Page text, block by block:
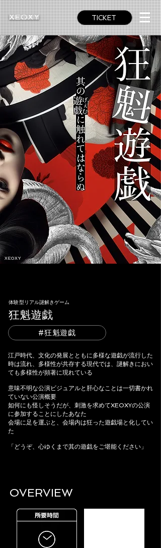
TICKET
体験型リアル謎解きゲーム
狂魁遊戯
江戸時代、文化の発展とともに多様な遊戯が流行した
時は流れ、多様性が共存する現代では、謎解きにおい
ても多様性が頻著に現れている
意味不明な公演ビジュアルと肝心なことは一切書かれ
ていない公演概要
如何にも怪しそうだが、刺激を求めてXEOXYの公演
に参加することにしたあなた
会場に足を運ぶと、会場内は狂った遊戯場と化してい
た
「どうぞ、心ゆくまで其の遊戯をご堪能ください」
#狂魁遊戯
OVERVIEW​